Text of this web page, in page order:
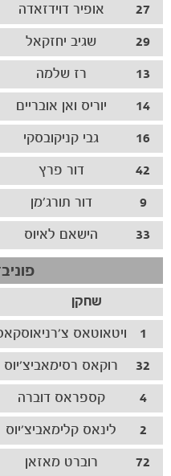
27
אופיר דוידזאדה
29
שגיב יחזקאל
13
רז שלמה
14
יוריס ואן אובריים
16
גבי קניקובסקי
42
דור פרץ
9
דור תורג׳מן
33
הישאם לאיוס
שחקן
1
ויטאוטאס
32
רוקאס רסימאביצ'יוס
4
קספראס דוברה
2
לינאס קלימאביצ'יוס
72
רוברט מאזאן